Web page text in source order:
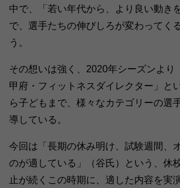
中で、「若い年代から、より良い動き
で、選手たちの伸びしろが変わってく
う。
その想いは強く、2020年シーズンより
甲府・フィットネスダイレクター」と
ら子どもまで、様々なカテゴリーの選
導している。
今回は「長期の休み明け、試験週間、
のが適している」（谷氏）という、休
止が続くこの時期に、適した内容を実